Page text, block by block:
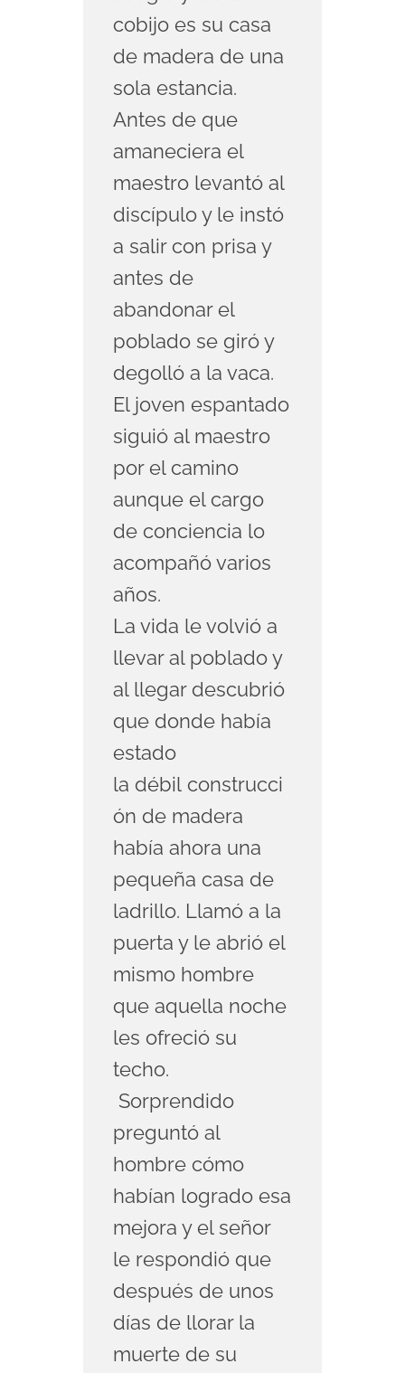
cobijo es su casa
de madera de una
sola estancia.
Antes de que
amaneciera el
maestro levantó al
discípulo y le instó
a salir con prisa y
antes de
abandonar el
poblado se giró y
degolló a la vaca.
El joven espantado
siguió al maestro
por el camino
aunque el cargo
de conciencia lo
acompañó varios
años.
La vida le volvió a
llevar al poblado y
al llegar descubrió
que donde había
estado
la débil construcci
ón de madera
había ahora una
pequeña casa de
ladrillo. Llamó a la
puerta y le abrió el
mismo hombre
que aquella noche
les ofreció su
techo.
Sorprendido
preguntó al
hombre cómo
habían logrado esa
mejora y el señor
le respondió que
después de unos
días de llorar la
muerte de su